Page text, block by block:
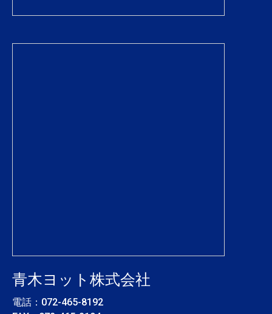
青木ヨット株式会社
電話： 072-465-8192